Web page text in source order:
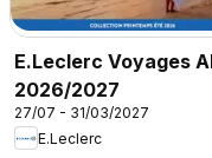
E.Leclerc Voyages
2026/2027
27/07 - 31/03/2027
E.Leclerc